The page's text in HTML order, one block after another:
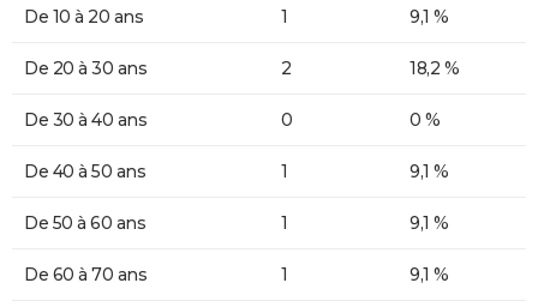
De 10 à 20 ans 1 9,1 %
De 20 à 30 ans 2 18,2 %
De 30 à 40 ans 0 0 %
De 40 à 50 ans 1 9,1 %
De 50 à 60 ans 1 9,1 %
De 60 à 70 ans 1 9,1 %